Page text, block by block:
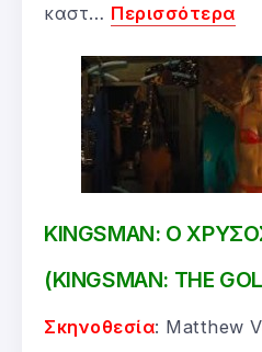
καστ… Περισσότερα
KINGSMAN: Ο
(KINGSMAN: THE
Σκηνοθεσία: Matthew